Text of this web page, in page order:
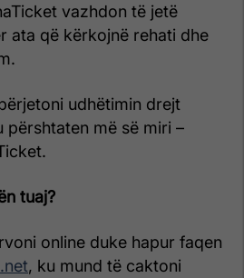
vazhdon të jetë
ata që kërkojnë rehati dhe
udhëtimin drejt
përshtaten më së miri –
tuaj?
online duke hapur faqen
, ku mund të caktoni